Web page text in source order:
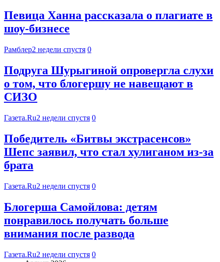
Певица Ханна рассказала о плагиате в
шоу-бизнесе
Рамблер2 недели спустя 0
Подруга Шурыгиной опровергла слухи
о том, что блогершу не навещают в
СИЗО
Газета.Ru2 недели спустя 0
Победитель «Битвы экстрасенсов»
Шепс заявил, что стал хулиганом из-за
брата
Газета.Ru2 недели спустя 0
Блогерша Самойлова: детям
понравилось получать больше
внимания после развода
Газета.Ru2 недели спустя 0